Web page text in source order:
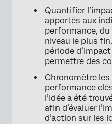
Quantifier
apportés aux
performance, du
niveau le plus
période
permettre des
Chronomètre
performance
l’idée a été
afin d’évaluer
d’action sur les